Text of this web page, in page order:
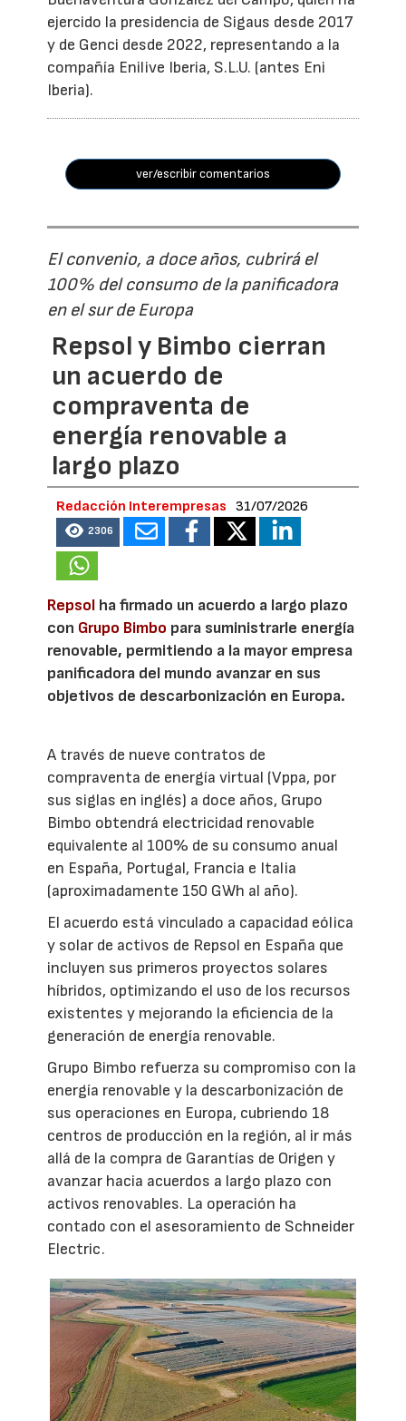
ejercido la presidencia de Sigaus desde 2017
y de Genci desde 2022, representando a la
compañía Enilive Iberia, S.L.U. (antes Eni
Iberia).
ver/escribir comentarios
El convenio, a doce años, cubrirá el
100% del consumo de la panificadora
en el sur de Europa
Repsol y Bimbo cierran
un acuerdo de
compraventa de
energía renovable a
largo plazo
Redacción Interempresas 31/07/2026
2306
Repsol ha firmado un acuerdo a largo plazo
con Grupo Bimbo para suministrarle energía
renovable, permitiendo a la mayor empresa
panificadora del mundo avanzar en sus
objetivos de descarbonización en Europa.
A través de nueve contratos de
compraventa de energía virtual (Vppa, por
sus siglas en inglés) a doce años, Grupo
Bimbo obtendrá electricidad renovable
equivalente al 100% de su consumo anual
en España, Portugal, Francia e Italia
(aproximadamente 150 GWh al año).
El acuerdo está vinculado a capacidad eólica
y solar de activos de Repsol en España que
incluyen sus primeros proyectos solares
híbridos, optimizando el uso de los recursos
existentes y mejorando la eficiencia de la
generación de energía renovable.
Grupo Bimbo refuerza su compromiso con la
energía renovable y la descarbonización de
sus operaciones en Europa, cubriendo 18
centros de producción en la región, al ir más
allá de la compra de Garantías de Origen y
avanzar hacia acuerdos a largo plazo con
activos renovables. La operación ha
contado con el asesoramiento de Schneider
Electric.